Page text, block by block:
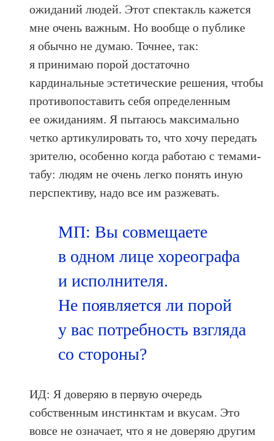
ожиданий людей. Этот спектакль кажется
мне очень важным. Но вообще о публике
я обычно не думаю. Точнее, так:
я принимаю порой достаточно
кардинальные эстетические решения, чтобы
противопоставить себя определенным
ее ожиданиям. Я пытаюсь максимально
четко артикулировать то, что хочу передать
зрителю, особенно когда работаю с темами-
табу: людям не очень легко понять иную
перспективу, надо все им разжевать.
МП: Вы совмещаете
в одном лице хореографа
и исполнителя.
Не появляется ли порой
у вас потребность взгляда
со стороны?
ИД: Я доверяю в первую очередь
собственным инстинктам и вкусам. Это
вовсе не означает, что я не доверяю другим